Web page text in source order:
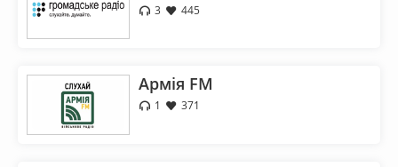
3 445
Армія FM
1 371